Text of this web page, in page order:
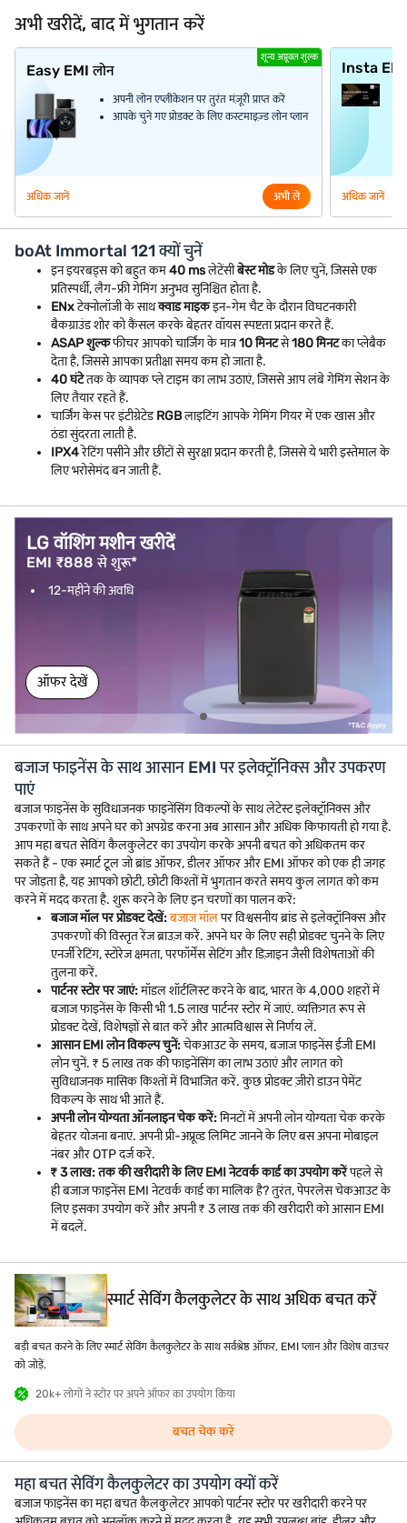
अभी खरीदें, बाद में भुगतान करें
शून्य अप्रूवल शुल्क
Easy EMI लोन
अपनी लोन एप्लीकेशन पर तुरंत मंज़ूरी प्राप्त करें
आपके चुने गए प्रोडक्ट के लिए कस्टमाइज़्ड लोन प्लान
अधिक जानें अभी लें
Insta
अधिक जानें
boAt Immortal 121 क्यों चुनें
इन इयरबड्स को बहुत कम40 msलेटेंसीबेस्ट मोडके लिए चुनें, जिससे एक
प्रतिस्पर्धी, लैग-फ्री गेमिंग अनुभव सुनिश्चित होता है.
ENxटेक्नोलॉजी के साथक्वाड माइकइन-गेम चैट के दौरान विघटनकारी
बैकग्राउंड शोर को कैंसल करके बेहतर वॉयस स्पष्टता प्रदान करते हैं.
ASAP शुल्कफीचर आपको चार्जिंग के मात्र10 मिनटसे180 मिनटका प्लेबैक
देता है, जिससे आपका प्रतीक्षा समय कम हो जाता है.
40 घंटेतक के व्यापक प्ले टाइम का लाभ उठाएं, जिससे आप लंबे गेमिंग सेशन के
लिए तैयार रहते हैं.
चार्जिंग केस पर इंटीग्रेटेडRGBलाइटिंग आपके गेमिंग गियर में एक खास और
ठंडा सुंदरता लाती है.
IPX4रेटिंग पसीने और छींटों से सुरक्षा प्रदान करती है, जिससे ये भारी इस्तेमाल के
लिए भरोसेमंद बन जाती हैं.
LG वॉशिंग मशीन खरीदें
EMI ₹888 से शुरू*
12-महीने की अवधि
ऑफर देखें
बजाज फाइनेंस के साथ आसान EMI पर इलेक्ट्रॉनिक्स और उपकरण
पाएं
बजाज फाइनेंस के सुविधाजनक फाइनेंसिंग विकल्पों के साथ लेटेस्ट इलेक्ट्रॉनिक्स और
उपकरणों के साथ अपने घर को अपग्रेड करना अब आसान और अधिक किफायती हो गया है.
आप महा बचत सेविंग कैलकुलेटर का उपयोग करके अपनी बचत को अधिकतम कर
सकते हैं - एक स्मार्ट टूल जो ब्रांड ऑफर, डीलर ऑफर और EMI ऑफर को एक ही जगह
पर जोड़ता है, यह आपको छोटी, छोटी किश्तों में भुगतान करते समय कुल लागत को कम
करने में मदद करता है. शुरू करने के लिए इन चरणों का पालन करें:
बजाज मॉल पर प्रोडक्ट देखें:बजाज मॉलपर विश्वसनीय ब्रांड से इलेक्ट्रॉनिक्स और
उपकरणों की विस्तृत रेंज ब्राउज़ करें. अपने घर के लिए सही प्रोडक्ट चुनने के लिए
एनर्जी रेटिंग, स्टोरेज क्षमता, परफॉर्मेंस सेटिंग और डिज़ाइन जैसी विशेषताओं की
तुलना करें.
पार्टनर स्टोर पर जाएं:मॉडल शॉर्टलिस्ट करने के बाद, भारत के 4,000 शहरों में
बजाज फाइनेंस के किसी भी 1.5 लाख पार्टनर स्टोर में जाएं. व्यक्तिगत रूप से
प्रोडक्ट देखें, विशेषज्ञों से बात करें और आत्मविश्वास से निर्णय लें.
आसान EMI लोन विकल्प चुनें:चेकआउट के समय, बजाज फाइनेंस ईजी EMI
लोन चुनें. ₹ 5 लाख तक की फाइनेंसिंग का लाभ उठाएं और लागत को
सुविधाजनक मासिक किश्तों में विभाजित करें. कुछ प्रोडक्ट ज़ीरो डाउन पेमेंट
विकल्प के साथ भी आते हैं.
अपनी लोन योग्यता ऑनलाइन चेक करें:मिनटों में अपनी लोन योग्यता चेक करके
बेहतर योजना बनाएं. अपनी प्री-अप्रूव्ड लिमिट जानने के लिए बस अपना मोबाइल
नंबर और OTP दर्ज करें.
₹ 3 लाख: तक की खरीदारी के लिए EMI नेटवर्क कार्ड का उपयोग करेंपहले से
ही बजाज फाइनेंस EMI नेटवर्क कार्ड का मालिक है? तुरंत, पेपरलेस चेकआउट के
लिए इसका उपयोग करें और अपनी ₹ 3 लाख तक की खरीदारी को आसान EMI
में बदलें.
स्मार्ट सेविंग कैलकुलेटर के साथ अधिक बचत करें
बड़ी बचत करने के लिए स्मार्ट सेविंग कैलकुलेटर के साथ सर्वश्रेष्ठ ऑफर, EMI प्लान और विशेष वाउचर
को जोड़ें.
20k+ लोगों ने स्टोर पर अपने ऑफर का उपयोग किया
बचत चेक करें
महा बचत सेविंग कैलकुलेटर का उपयोग क्यों करें
बजाज फाइनेंस का महा बचत कैलकुलेटर आपको पार्टनर स्टोर पर खरीदारी करने पर